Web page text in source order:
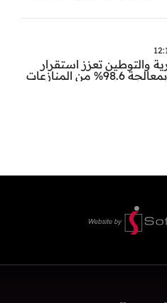
والتوطين تعزز استقرار
سوق العمل بمعالجة 98.6% من المنازعات